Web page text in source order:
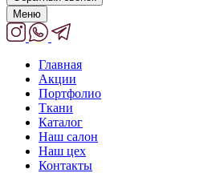
Меню
Главная
Акции
Портфолио
Ткани
Каталог
Наш салон
Наш цех
Контакты